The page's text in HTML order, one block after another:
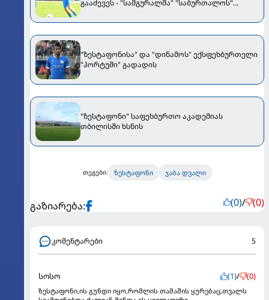
გააძევეს - "სამგურალმა" "საბურთალოს"
"ზესტაფონისა" და "დინამოს" ექსფეხბურთელი
"პორტუში" გადადის
"ზესტაფონი" საფეხბურთო აკადემიას
თბილისში ხსნის
თეგები: ზესტაფონი ჯაბა დვალი
გაზიარება: (0)/ (0)
კომენტარები 5
სოსო (1)/ (0)
ზესტაფონი,ის გუნდი იყო,რომლის თამაშის ყურებაც,თვალს